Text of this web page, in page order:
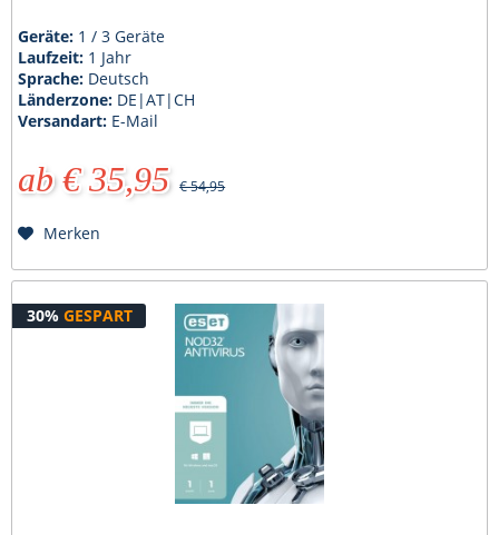
Geräte: 1 / 3 Geräte
Laufzeit: 1 Jahr
Sprache: Deutsch
Länderzone: DE|AT|CH
Versandart: E-Mail
ab € 35,95 € 54,95
Merken
30% GESPART